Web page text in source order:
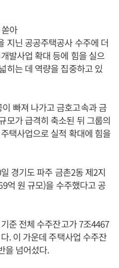
아
지닌 공공주택공사 수주에 더
발사업 확대 등에 힘을 실으
히는 데 역량을 집중하고 있
빠져 나가고 금호고속과 금
모가 급격히 축소된 뒤 그룹의
택사업으로 실적 확대에 힘을
경기도 파주 금촌2동 제2지
억 원 규모)을 수주했다고 공
준 전체 수주잔고가 7조4467
. 이 가운데 주택사업 수주잔
을 넘어섰다.